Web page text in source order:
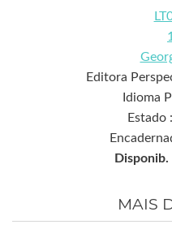
Editora
Idioma
Estado
Disponib.
MAIS